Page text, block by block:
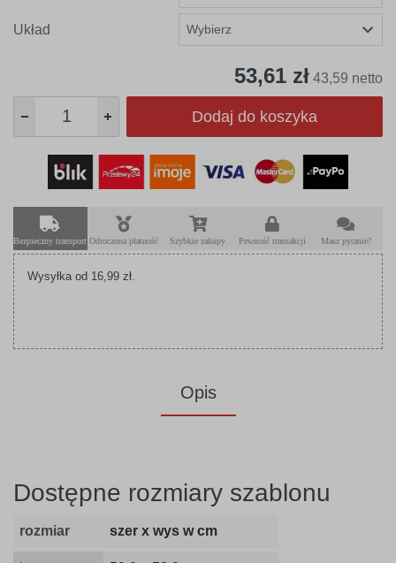
Układ
53,61 zł 43,59 netto
Dodaj do koszyka
Bezpieczny transport Odroczona płatność Szybkie zakupy Pewność transakcji Masz pytanie?
Wysyłka od 16,99 zł.
Opis
Dostępne rozmiary szablonu
rozmiar szer x wys w cm